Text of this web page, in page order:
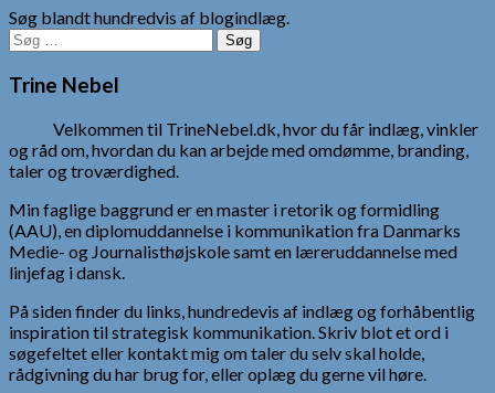
Søg blandt hundredvis af blogindlæg.
Søg
efter:
Trine Nebel
Velkommen til TrineNebel.dk, hvor du får indlæg, vinkler
og råd om, hvordan du kan arbejde med omdømme, branding,
taler og troværdighed.
Min faglige baggrund er en master i retorik og formidling
(AAU), en diplomuddannelse i kommunikation fra Danmarks
Medie- og Journalisthøjskole samt en læreruddannelse med
linjefag i dansk.
På siden finder du links, hundredevis af indlæg og forhåbentlig
inspiration til strategisk kommunikation. Skriv blot et ord i
søgefeltet eller kontakt mig om taler du selv skal holde,
rådgivning du har brug for, eller oplæg du gerne vil høre.